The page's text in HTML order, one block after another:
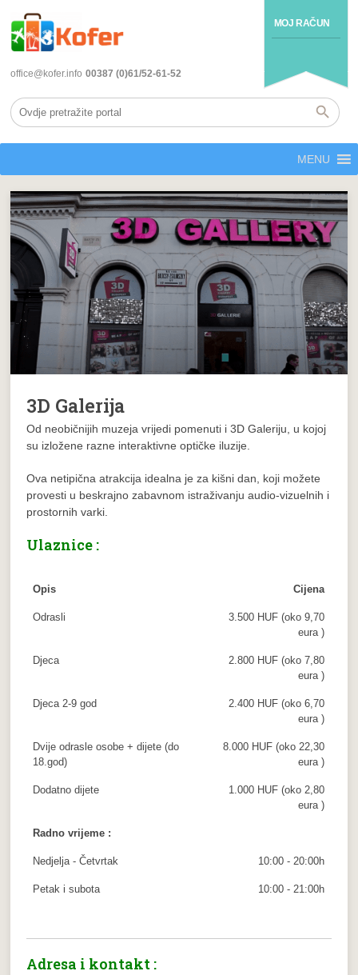
MOJ RAČUN
office@kofer.info 00387 (0)61/52-61-52
MENU
3D Galerija
Od neobičnijih muzeja vrijedi pomenuti i 3D Galeriju, u kojoj
su izložene razne interaktivne optičke iluzije.
Ova netipična atrakcija idealna je za kišni dan, koji možete
provesti u beskrajno zabavnom istraživanju audio-vizuelnih i
prostornih varki.
Ulaznice :
Opis Cijena
Odrasli
3.500 HUF (oko 9,70
eura )
Djeca
2.800 HUF (oko 7,80
eura )
Djeca 2-9 god
2.400 HUF (oko 6,70
eura )
Dvije odrasle osobe + dijete (do
18.god)
8.000 HUF (oko 22,30
eura )
Dodatno dijete
1.000 HUF (oko 2,80
eura )
Radno vrijeme :
Nedjelja - Četvrtak 10:00 - 20:00h
Petak i subota 10:00 - 21:00h
Adresa i kontakt :